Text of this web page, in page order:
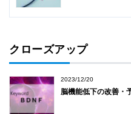
クローズアップ
2023/12/20
脳機能低下の改善・